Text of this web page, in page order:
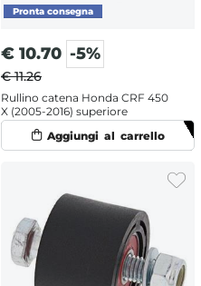
€ 10.70 -5%
€ 11.26
Rullino catena Honda CRF 450
X (2005-2016) superiore